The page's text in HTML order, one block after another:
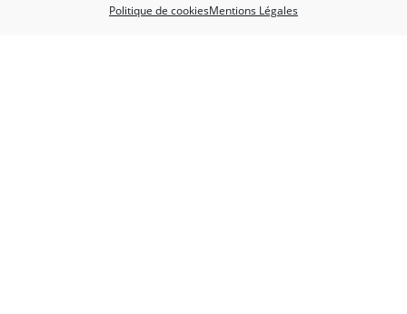
Politique de cookiesMentions Légales